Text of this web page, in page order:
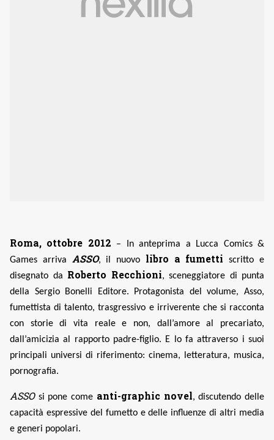
Roma, ottobre 2012 – In anteprima a Lucca Comics &
Games arriva ASSO, il nuovo libro a fumetti scritto e
disegnato da Roberto Recchioni, sceneggiatore di punta
della Sergio Bonelli Editore. Protagonista del volume, Asso,
fumettista di talento, trasgressivo e irriverente che si racconta
con storie di vita reale e non, dall’amore al precariato,
dall’amicizia al rapporto padre-figlio. E lo fa attraverso i suoi
principali universi di riferimento: cinema, letteratura, musica,
pornografia.
ASSOsi pone come anti-graphic novel, discutendo delle
capacità espressive del fumetto e delle influenze di altri media
e generi popolari.